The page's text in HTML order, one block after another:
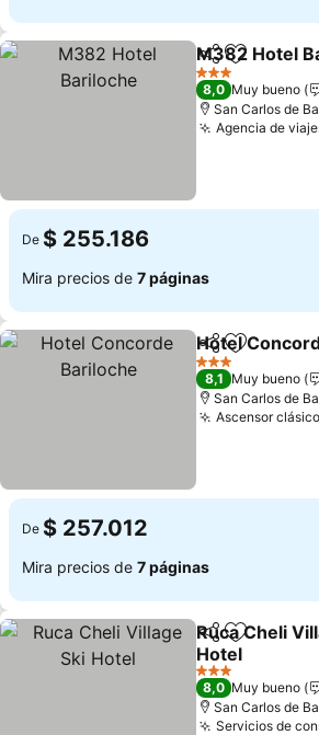
CompartirAgregar a
M382 Hotel
3 Estrellas
8,0 Muy bueno
San Carlos de
Agencia de
De $ 255.186
Mira precios de 7 páginas
Compartir
Agregar
Hotel
3 Estrellas
8,1 Muy bueno
San Carlos de
Ascensor
De $ 257.012
Mira precios de 7 páginas
CompartirAgregar a
Ruca Cheli
Hotel
3 Estrellas
8,0 Muy bueno
San Carlos de
Servicios de